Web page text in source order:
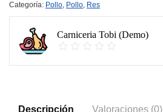
Categoría: Pollo, Pollo, Res
Carniceria Tobi (Demo)
Descripción Valoraciones (0)